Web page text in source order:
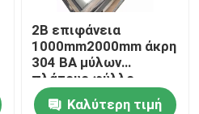
2B επιφάνεια
1000mm2000mm άκρη
304 BA μύλων
πλάτους φύλλο
χάλυβα 316
Καλύτερη τιμή